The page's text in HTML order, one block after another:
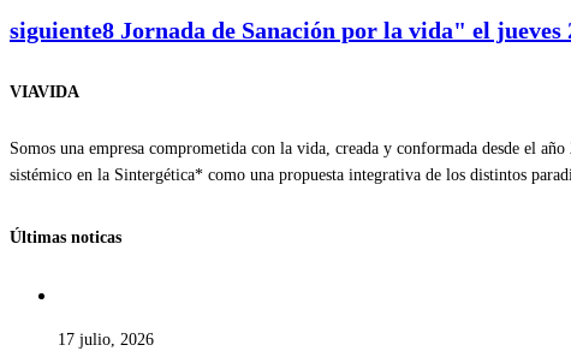
siguiente8 Jornada de Sanación por la vida" el
VIAVIDA
Somos una empresa comprometida con la vida, creada y conformada desde el
sistémico en la Sintergética* como una propuesta integrativa de los distintos
Últimas noticas
17 julio, 2026